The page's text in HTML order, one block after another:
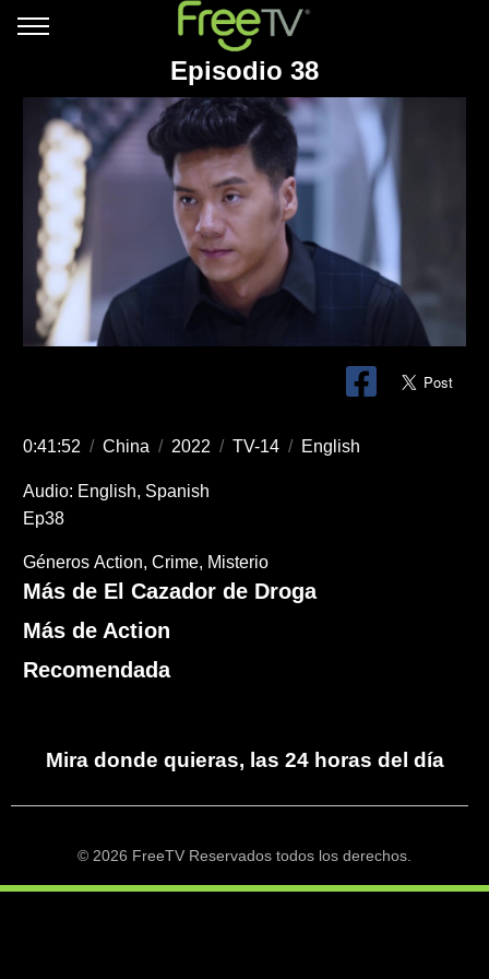
Episodio 38
0:41:52 / China / 2022 / TV-14 / English
Audio: English, Spanish
Ep38
Géneros Action Crime Misterio
Más de El Cazador de Droga
Más de Action
Recomendada
Mira donde quieras, las 24 horas del día
© 2026 FreeTV Reservados todos los derechos.